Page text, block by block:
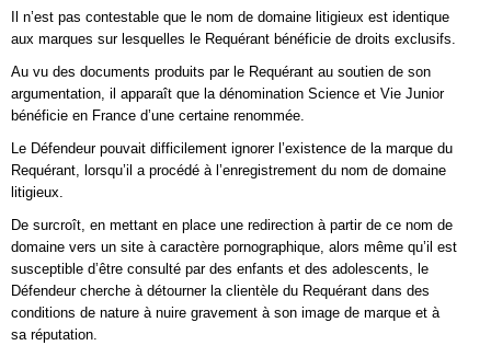
Il n’est pas contestable que le nom de domaine litigieux est identique
aux marques sur lesquelles le Requérant bénéficie de droits exclusifs.
Au vu des documents produits par le Requérant au soutien de son
argumentation, il apparaît que la dénomination Science et Vie Junior
bénéficie en France d’une certaine renommée.
Le Défendeur pouvait difficilement ignorer l’existence de la marque du
Requérant, lorsqu’il a procédé à l’enregistrement du nom de domaine
litigieux.
De surcroît, en mettant en place une redirection à partir de ce nom de
domaine vers un site à caractère pornographique, alors même qu’il est
susceptible d’être consulté par des enfants et des adolescents, le
Défendeur cherche à détourner la clientèle du Requérant dans des
conditions de nature à nuire gravement à son image de marque et à
sa réputation.